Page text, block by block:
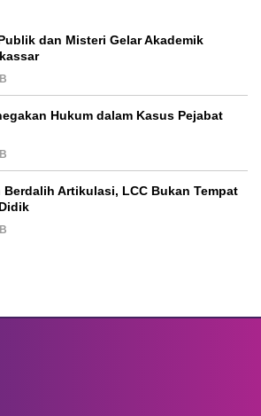
dan Misteri Gelar Akademik
Hukum dalam Kasus Pejabat
Artikulasi, LCC Bukan Tempat